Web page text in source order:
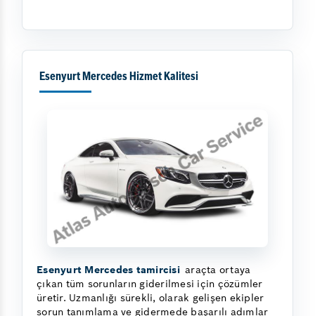
Esenyurt Mercedes Hizmet Kalitesi
Esenyurt Mercedes tamircisi araçta ortaya
çıkan tüm sorunların giderilmesi için çözümler
üretir. Uzmanlığı sürekli, olarak gelişen ekipler
sorun tanımlama ve gidermede başarılı adımlar